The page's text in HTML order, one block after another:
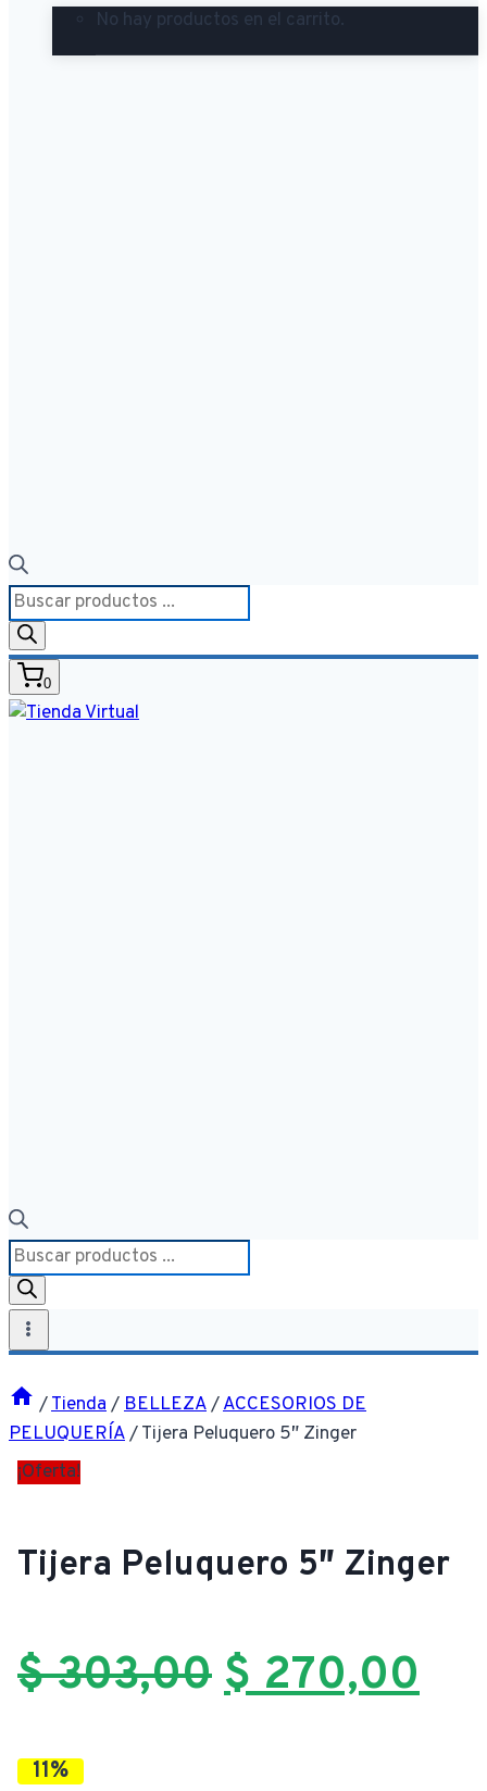
No hay productos en el carrito.
Búsqueda
de
productos
0
Búsqueda
de
productos
/Tienda/BELLEZA/ACCESORIOS DE
PELUQUERÍA/Tijera Peluquero 5″ Zinger
¡Oferta!
Tijera Peluquero 5″ Zinger
$303,00 El
$270,00
11%